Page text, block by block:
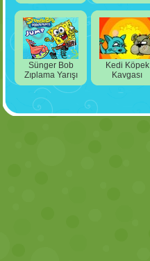
Sünger Bob
Zıplama Yarışı
Kedi Köpek
Kavgası